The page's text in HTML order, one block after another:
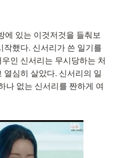
에 있는 이것저것을 들춰보
했다. 신서리가 쓴 일기를
인 신서리는 무시당하는 처
심히 살았다. 신서리의 일
나 없는 신서리를 짠하게 여